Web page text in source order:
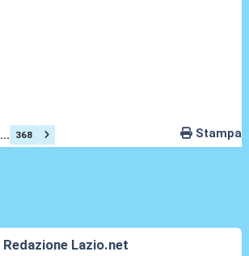
... 368 Stampa
Redazione Lazio.net